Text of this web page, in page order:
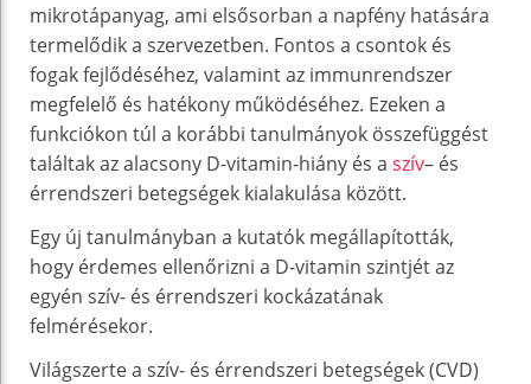
mikrotápanyag, ami elsősorban a napfény hatására
termelődik a szervezetben. Fontos a csontok és
fogak fejlődéséhez, valamint az immunrendszer
megfelelő és hatékony működéséhez. Ezeken a
funkciókon túl a korábbi tanulmányok összefüggést
találtak az alacsony D-vitamin-hiány és a szív– és
érrendszeri betegségek kialakulása között.
Egy új tanulmányban a kutatók megállapították,
hogy érdemes ellenőrizni a D-vitamin szintjét az
egyén szív- és érrendszeri kockázatának
felmérésekor.
Világszerte a szív- és érrendszeri betegségek (CVD)